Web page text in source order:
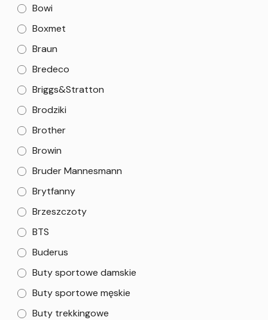
Bowi
Boxmet
Braun
Bredeco
Briggs&Stratton
Brodziki
Brother
Browin
Bruder Mannesmann
Brytfanny
Brzeszczoty
BTS
Buderus
Buty sportowe damskie
Buty sportowe męskie
Buty trekkingowe